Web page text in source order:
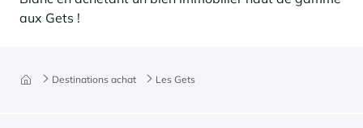
Destinations achat Les Gets
aux Gets !